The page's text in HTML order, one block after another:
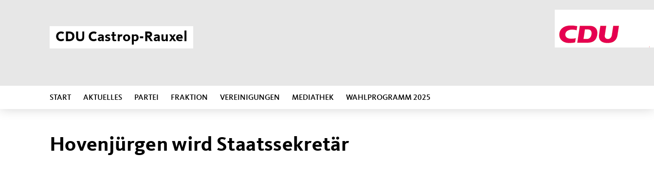
CDU Castrop-Rauxel
START AKTUELLES PARTEI FRAKTION VEREINIGUNGEN MEDIATHEK WAHLPROGRAMM 2025
Hovenjürgen wird Staatssekretär